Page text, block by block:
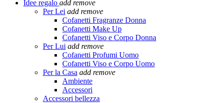
Idee regalo add remove
Per Lei add remove
Cofanetti Fragranze Donna
Cofanetti Make Up
Cofanetti Viso e Corpo Donna
Per Lui add remove
Cofanetti Profumi Uomo
Cofanetti Viso e Corpo Uomo
Per la Casa add remove
Ambiente
Accessori
Accessori bellezza